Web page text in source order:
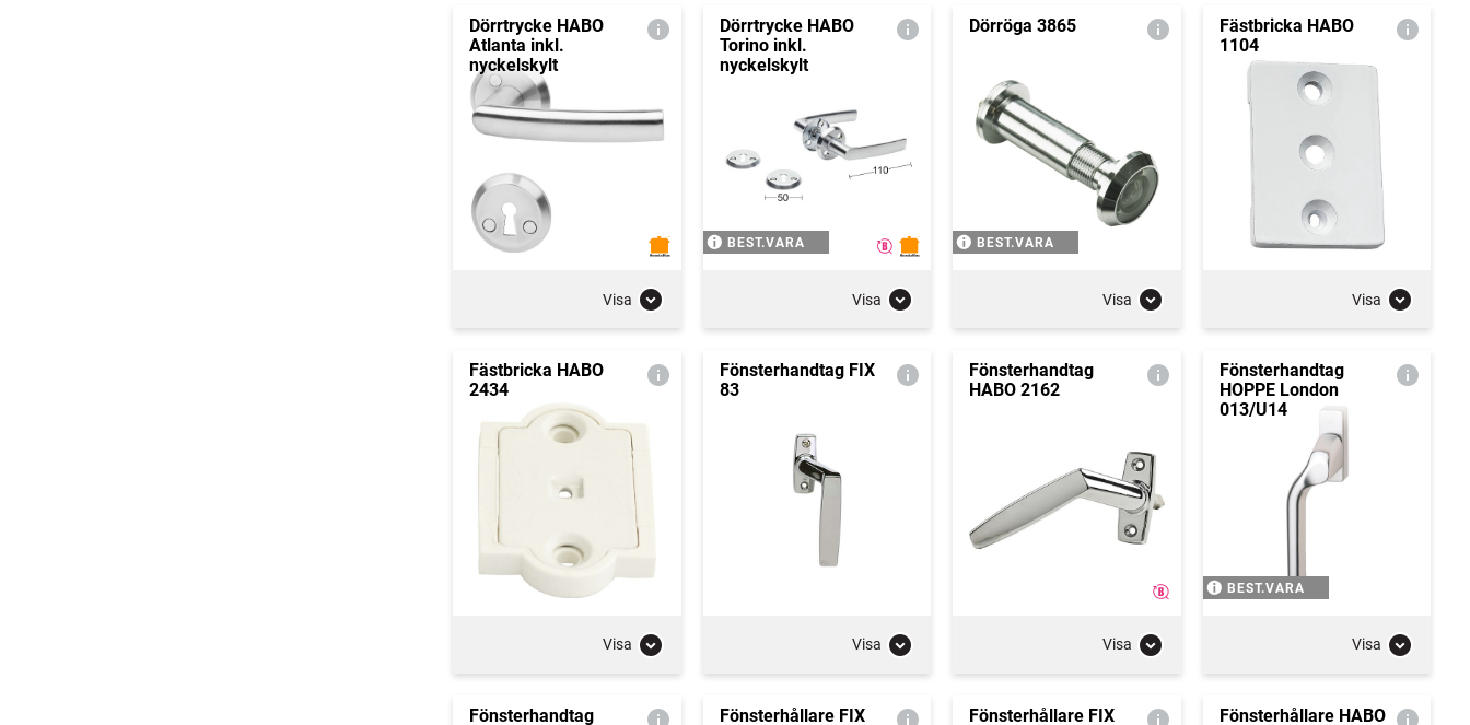
Dörrtrycke HABO
Atlanta inkl.
nyckelskylt
Visa
Dörrtrycke HABO
Torino inkl.
nyckelskylt
BEST.VARA
Visa
Dörröga 3865
BEST.VARA
Visa
Fästbricka HABO
1104
Visa
Fästbricka HABO
2434
Visa
Fönsterhandtag FIX
83
Visa
Fönsterhandtag
HABO 2162
Visa
Fönsterhandtag
HOPPE London
013/U14
BEST.VARA
Visa
Fönsterhandtag
Fönsterhållare FIX
Fönsterhållare FIX
Fönsterhållare HABO